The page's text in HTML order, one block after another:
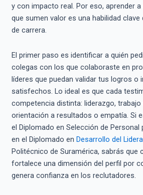
y con impacto real. Por eso, aprender
que sumen valor es una habilidad
de carrera.
El primer paso es identificar a quién
colegas con los que colaboraste en
líderes que puedan validar tus logros o
satisfechos. Lo ideal es que cada
competencia distinta: liderazgo, trabajo
orientación a resultados o empatía. Si
el Diplomado en Selección de
en el Diplomado en Desarrollo del
Politécnico de Suramérica, sabrás que
fortalece una dimensión del perfil por
genera confianza en los reclutadores.